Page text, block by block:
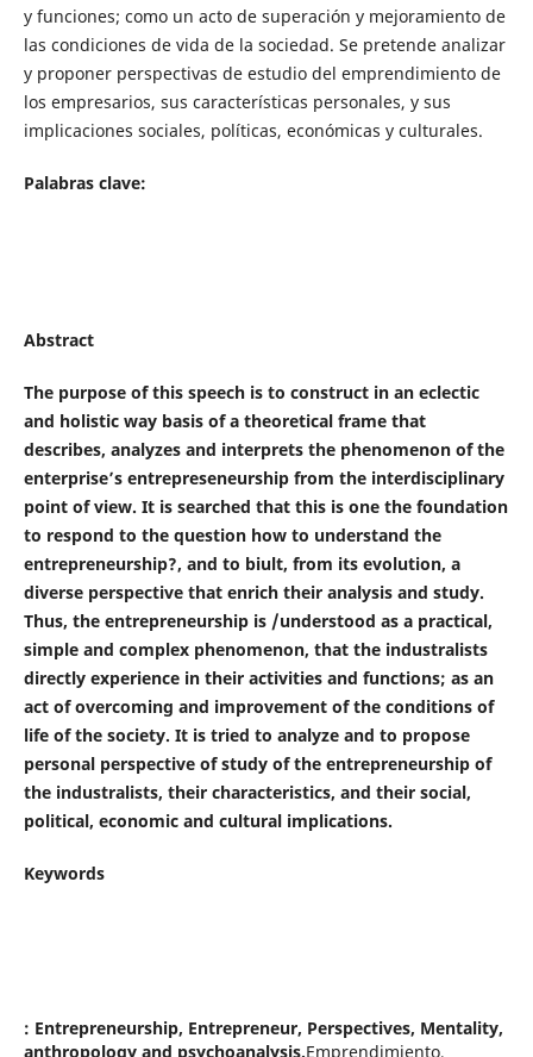
y funciones; como un acto de superación y mejoramiento de
las condiciones de vida de la sociedad. Se pretende analizar
y proponer perspectivas de estudio del emprendimiento de
los empresarios, sus características personales, y sus
implicaciones sociales, políticas, económicas y culturales.
Palabras clave:
Abstract
The purpose of this speech is to construct in an eclectic
and holistic way basis of a theoretical frame that
describes, analyzes and interprets the phenomenon of the
enterprise’s entrepreseneurship from the interdisciplinary
point of view. It is searched that this is one the foundation
to respond to the question how to understand the
entrepreneurship?, and to biult, from its evolution, a
diverse perspective that enrich their analysis and study.
Thus, the entrepreneurship is /understood as a practical,
simple and complex phenomenon, that the industralists
directly experience in their activities and functions; as an
act of overcoming and improvement of the conditions of
life of the society. It is tried to analyze and to propose
personal perspective of study of the entrepreneurship of
the industralists, their characteristics, and their social,
political, economic and cultural implications.
Keywords
: Entrepreneurship, Entrepreneur, Perspectives, Mentality,
anthropology and psychoanalysis.Emprendimiento,